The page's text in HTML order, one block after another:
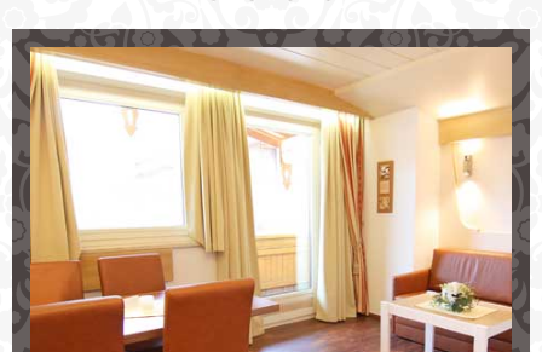
Wohnen im Aparthotel Krösbacher
Ihr Stubaier Urlaubsdomizil
Wählen Sie zwischen
komfortablen Selbstversorger-Apartments
gemütlichen
Doppelzimmern
mit Frühstück
Freuen Sie sich auf:
unser
Restaurantund Sonnenterrasse
Wellnessbereich
mit Sauna
kostenlose Parkplätze und Skikeller